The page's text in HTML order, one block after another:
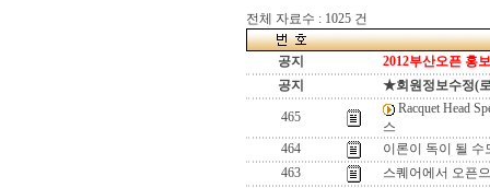
전체 자료수 : 1025 건
공지
2012부산오픈 홍
공지
★회원정보수정(
465
Racquet Head
스
464
이론이 독이 될 수
463
스퀘어에서 오픈